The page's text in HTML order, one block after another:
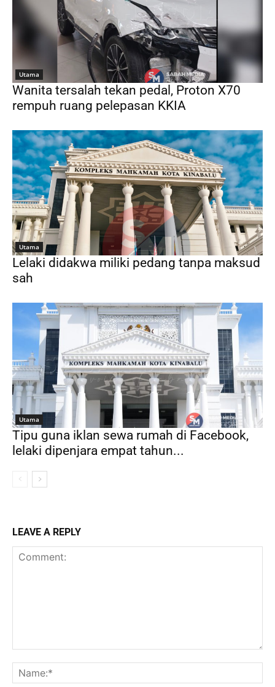
Utama
Wanita tersalah tekan pedal, Proton X70
rempuh ruang pelepasan KKIA
Utama
Lelaki didakwa miliki pedang tanpa maksud
sah
Utama
Tipu guna iklan sewa rumah di Facebook,
lelaki dipenjara empat tahun...
LEAVE A REPLY